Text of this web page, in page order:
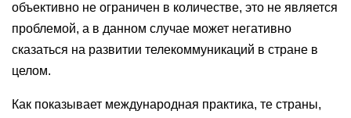
объективно не ограничен в количестве, это не является
проблемой, а в данном случае может негативно
сказаться на развитии телекоммуникаций в стране в
целом.
Как показывает международная практика, те страны,